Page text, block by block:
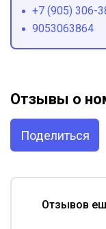
+7 (905) 306-
9053063864
Отзывы о
Поделиться
Отзывов